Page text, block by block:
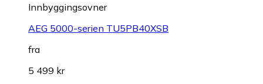
Innbyggingsovner
AEG 5000-serien TU5PB40XSB
fra
5 499 kr